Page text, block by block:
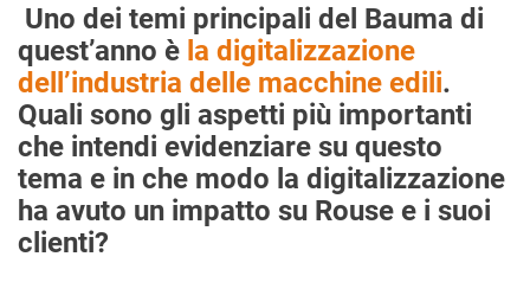
Uno dei temi principali del Bauma di
quest’anno è la digitalizzazione
dell’industria delle macchine edili.
Quali sono gli aspetti più importanti
che intendi evidenziare su questo
tema e in che modo la digitalizzazione
ha avuto un impatto su Rouse e i suoi
clienti?